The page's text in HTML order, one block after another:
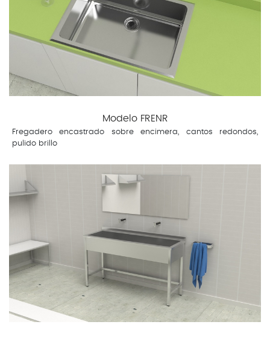
Modelo FRENR
Fregadero encastrado sobre encimera, cantos redondos,
pulido brillo